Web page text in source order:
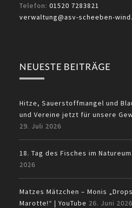
Telefon: 01520 7283821
verwaltung@asv-scheeben-
NEUESTE BEITRÄGE
Hitze, Sauerstoffmangel und
und Vereine jetzt für unsere
29. Juli 2026
18. Tag des Fisches im
2026
Matzes Mätzchen – Monis
Marotte!“ | YouTube 26. Juni 2026